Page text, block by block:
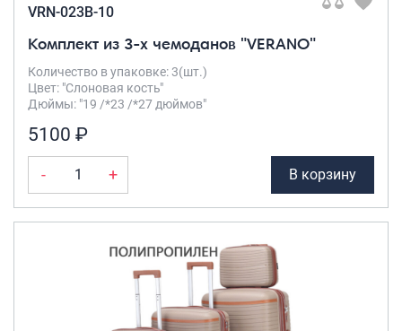
VRN-023B-10
Комплект из 3-х чемоданов "VERANO"
Количество в упаковке: 3(шт.)
Цвет: "Слоновая кость"
Дюймы: "19 /*23 /*27 дюймов"
5100 ₽
- + В корзину